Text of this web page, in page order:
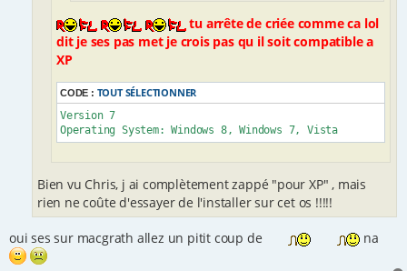
tu arrête de criée comme ca lol
dit je ses pas met je crois pas qu il soit compatible a
XP
CODE : TOUT SÉLECTIONNER
Version 7
Operating System: Windows 8, Windows 7, Vista
Bien vu Chris, j ai complètement zappé "pour XP" , mais
rien ne coûte d'essayer de l'installer sur cet os !!!!!
oui ses sur macgrath allez un pitit coup de na